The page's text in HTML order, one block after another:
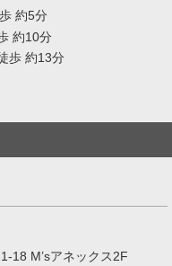
約5分
約10分
歩 約13分
18 M’sアネックス2F